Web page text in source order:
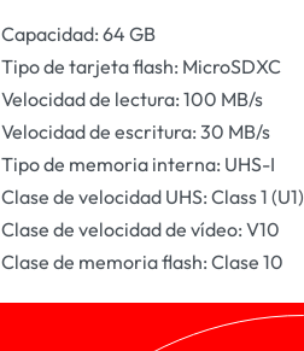
Capacidad: 64 GB
Tipo de tarjeta flash: MicroSDXC
Velocidad de lectura: 100 MB/s
Velocidad de escritura: 30 MB/s
Tipo de memoria interna: UHS-I
Clase de velocidad UHS: Class 1 (U1)
Clase de velocidad de vídeo: V10
Clase de memoria flash: Clase 10